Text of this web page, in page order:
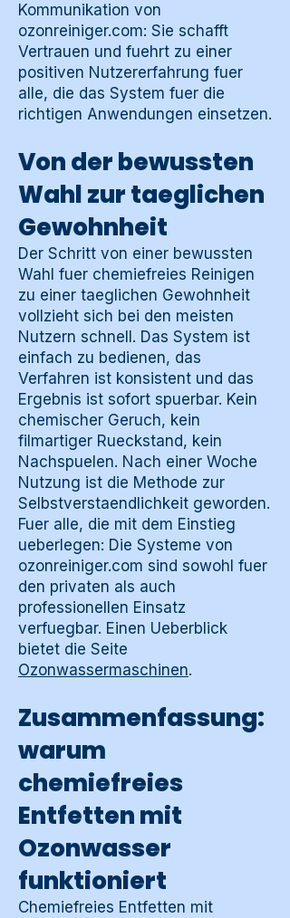
Kommunikation von
ozonreiniger.com: Sie schafft
Vertrauen und fuehrt zu einer
positiven Nutzererfahrung fuer
alle, die das System fuer die
richtigen Anwendungen einsetzen.
Von der bewussten
Wahl zur taeglichen
Gewohnheit
Der Schritt von einer bewussten
Wahl fuer chemiefreies Reinigen
zu einer taeglichen Gewohnheit
vollzieht sich bei den meisten
Nutzern schnell. Das System ist
einfach zu bedienen, das
Verfahren ist konsistent und das
Ergebnis ist sofort spuerbar. Kein
chemischer Geruch, kein
filmartiger Rueckstand, kein
Nachspuelen. Nach einer Woche
Nutzung ist die Methode zur
Selbstverstaendlichkeit geworden.
Fuer alle, die mit dem Einstieg
ueberlegen: Die Systeme von
ozonreiniger.com sind sowohl fuer
den privaten als auch
professionellen Einsatz
verfuegbar. Einen Ueberblick
bietet die Seite
Ozonwassermaschinen.
Zusammenfassung:
warum
chemiefreies
Entfetten mit
Ozonwasser
funktioniert
Chemiefreies Entfetten mit